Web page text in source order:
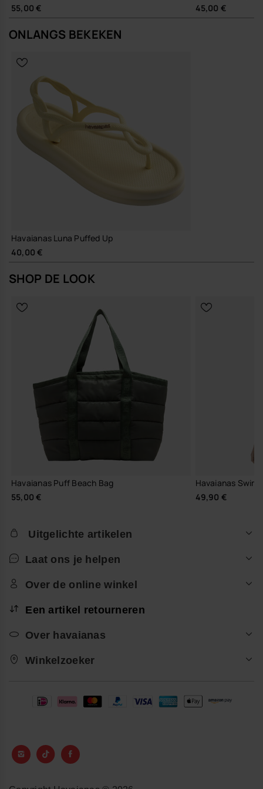
Je combineert de Luna Puffed Up net zo makkelijk met een luchtige
klassieke teenslipper, terwijl het geheel rustig en praktisch blijft.
Kwaliteit en duurzaamheid
Stevige zool en sterke bandjes die zijn gemaakt voor
veelvuldig gebruik, waardoor je langer met één paar
comfortabele slippers doet.
Als je zoekt naar zomerslippers die er modern uitzien en vooral
prettig lopen, schuif je met de Luna Puffed Up moeiteloos je dag in.
Shop online at www.havaianas-store.com, de officiële Havaianas-
winkel in Nederland, en til je stijl naar een hoger niveau.
55,00 €
45,00 €
ONLANGS BEKEKEN
Havaianas Luna Puffed Up
40,00 €
SHOP DE LOOK
Havaianas Puff Beach Bag
55,00 €
Havaianas
49,90 €
Uitgelichte artikelen
Laat ons je helpen
Over de online winkel
Een artikel retourneren
Over havaianas
Winkelzoeker